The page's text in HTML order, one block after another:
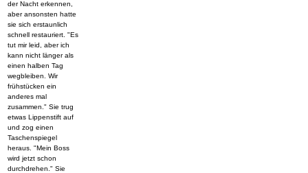
der Nacht erkennen,
aber ansonsten hatte
sie sich erstaunlich
schnell restauriert. "Es
tut mir leid, aber ich
kann nicht länger als
einen halben Tag
wegbleiben. Wir
frühstücken ein
anderes mal
zusammen." Sie trug
etwas Lippenstift auf
und zog einen
Taschenspiegel
heraus. "Mein Boss
wird jetzt schon
durchdrehen." Sie